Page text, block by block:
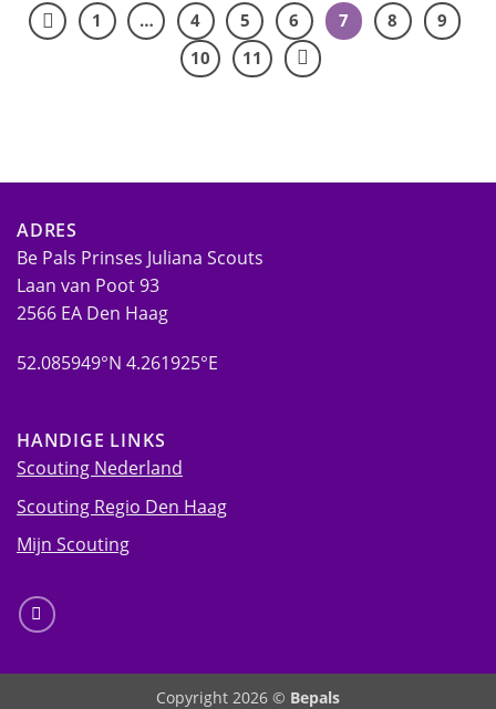
1 … 4 5 6 7 8
9
10
11
ADRES
Be Pals Prinses Juliana Scouts
Laan van Poot 93
2566 EA Den Haag
52.085949°N 4.261925°E
HANDIGE LINKS
Scouting Nederland
Scouting Regio Den Haag
Mijn Scouting
Copyright 2026 © Bepals